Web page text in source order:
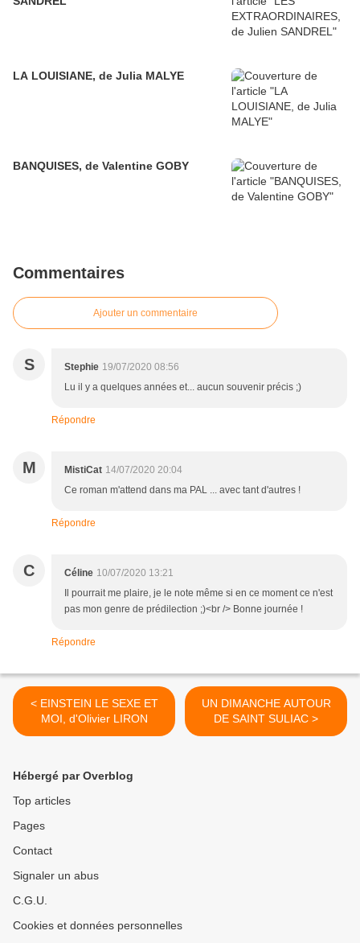
LA LOUISIANE, de Julia MALYE
BANQUISES, de Valentine GOBY
Commentaires
Ajouter un commentaire
S Stephie 19/07/2020 08:56
Lu il y a quelques années et... aucun souvenir précis ;)
Répondre
M MistiCat 14/07/2020 20:04
Ce roman m'attend dans ma PAL ... avec tant d'autres !
Répondre
C Céline 10/07/2020 13:21
Il pourrait me plaire, je le note même si en ce moment ce n'est
pas mon genre de prédilection ;)<br /> Bonne journée !
Répondre
< EINSTEIN LE SEXE ET
MOI, d'Olivier LIRON
UN DIMANCHE AUTOUR
DE SAINT SULIAC >
Hébergé par Overblog
Top articles
Pages
Contact
Signaler un abus
C.G.U.
Cookies et données personnelles